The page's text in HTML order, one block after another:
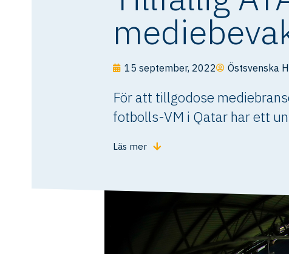
15 september, 2022 Östsvenska
För att tillgodose
fotbolls-VM i Qatar har ett
Läs mer